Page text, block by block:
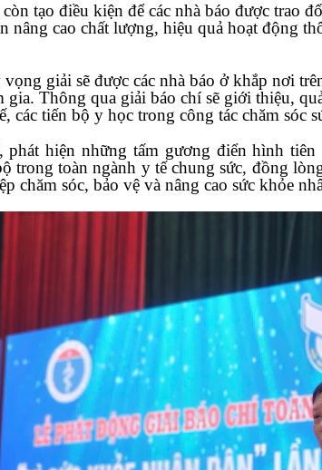
tạo điều kiện để các nhà báo được trao
nâng cao chất lượng, hiệu quả hoạt động
giải sẽ được các nhà báo ở khắp nơi
gia. Thông qua giải báo chí sẽ giới thiệu,
các tiến bộ y học trong công tác chăm sóc
phát hiện những tấm gương điển hình
trong toàn ngành y tế chung sức, đồng
chăm sóc, bảo vệ và nâng cao sức khỏe